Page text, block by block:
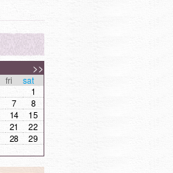
>>
fri
sat
1
7
8
14
15
21
22
28
29